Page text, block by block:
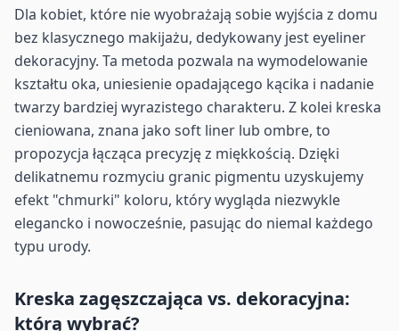
Dla kobiet, które nie wyobrażają sobie wyjścia z domu
bez klasycznego makijażu, dedykowany jest eyeliner
dekoracyjny. Ta metoda pozwala na wymodelowanie
kształtu oka, uniesienie opadającego kącika i nadanie
twarzy bardziej wyrazistego charakteru. Z kolei kreska
cieniowana, znana jako soft liner lub ombre, to
propozycja łącząca precyzję z miękkością. Dzięki
delikatnemu rozmyciu granic pigmentu uzyskujemy
efekt "chmurki" koloru, który wygląda niezwykle
elegancko i nowocześnie, pasując do niemal każdego
typu urody.
Kreska zagęszczająca vs. dekoracyjna:
którą wybrać?